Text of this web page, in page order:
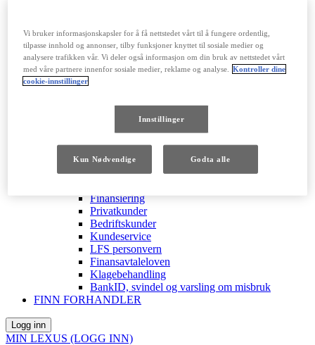
Bluetooth
Instruksjonsbøker
Tjenester for ditt kjøretøy
OPPDAG LEXUS
OPPDAG LEXUS
Presseomtaler
Elektrisk gjestfrihet
Loft by Lexus
Forsikring
Lexus X ATP Tour
Finansiering
Privatkunder
Bedriftskunder
Kundeservice
LFS personvern
Finansavtaleloven
Klagebehandling
BankID, svindel og varsling om misbruk
FINN FORHANDLER
Logg inn
MIN LEXUS (LOGG INN)
Vi bruker informasjonskapsler for å få nettstedet vårt til å fungere ordentlig,
tilpasse innhold og annonser, tilby funksjoner knyttet til sosiale medier og
analysere trafikken vår. Vi deler også informasjon om din bruk av nettstedet vårt
med våre partnere innenfor sosiale medier, reklame og analyse.
Kontroller dine
cookie-innstillinger
Innstillinger
Kun Nødvendige Godta alle